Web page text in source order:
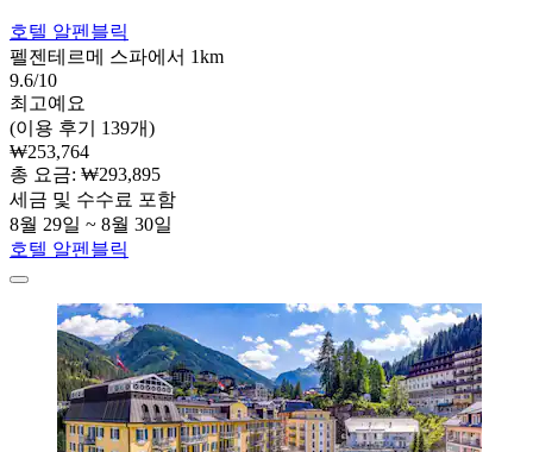
호텔 알펜블릭
펠젠테르메 스파에서 1km
9.6/10
최고예요
(이용 후기 139개)
₩253,764
총 요금: ₩293,895
세금 및 수수료 포함
8월 29일 ~ 8월 30일
호텔 알펜블릭